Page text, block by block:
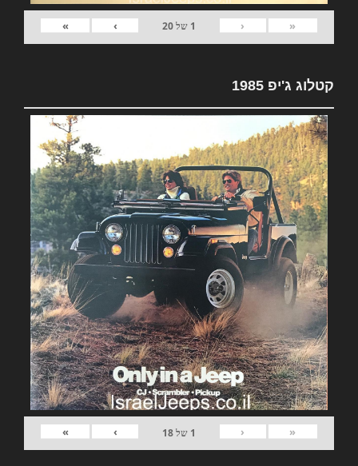
«
‹
1 של20
›
»
קטלוג ג'יפ 1985
«
‹
1 של18
›
»